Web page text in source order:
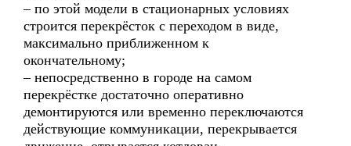
– по этой модели в стационарных условиях
строится перекрёсток с переходом в виде,
максимально приближенном к
окончательному;
– непосредственно в городе на самом
перекрёстке достаточно оперативно
демонтируются или временно переключаются
действующие коммуникации, перекрывается